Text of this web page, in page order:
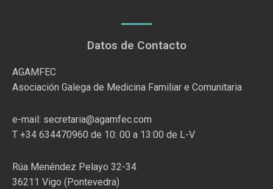
Datos de Contacto
AGAMFEC
Asociación Galega de Medicina Familiar e Comunitaria
e-mail: secretaria@agamfec.com
T +34 634470960 de 10: 00 a 13:00 de L-V
Rúa Menéndez Pelayo 32-34
36211 Vigo (Pontevedra)